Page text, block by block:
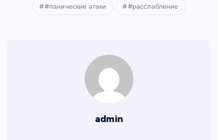
#панические атаки #расслабление
admin